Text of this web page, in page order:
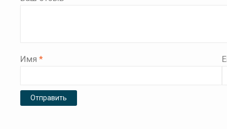
Имя *